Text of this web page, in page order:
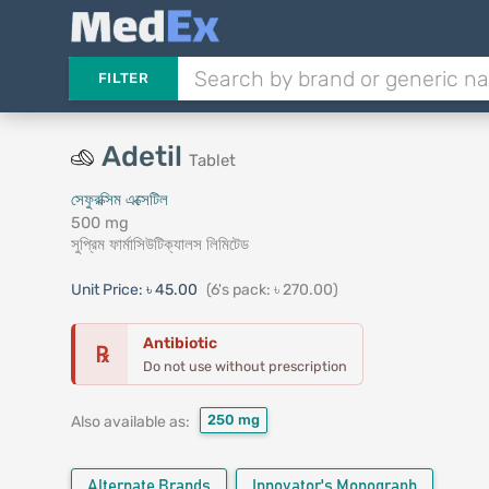
FILTER
Adetil Tablet
সেফুরক্সিম এক্সেটিল
500 mg
সুপ্রিম ফার্মাসিউটিক্যালস লিমিটেড
Unit Price: ৳ 45.00 (6's pack: ৳ 270.00)
℞ Antibiotic
Do not use without prescription
Also available as: 250 mg